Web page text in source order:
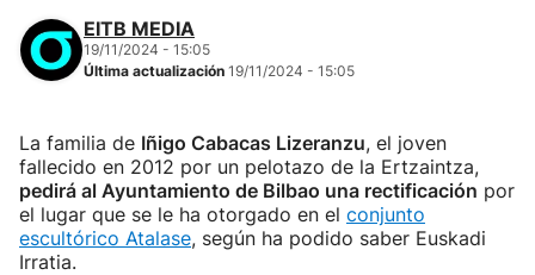
EITB MEDIA
19/11/2024 - 15:05
Última actualización 19/11/2024 - 15:05
La familia de Iñigo Cabacas Lizeranzu, el joven
fallecido en 2012 por un pelotazo de la Ertzaintza,
pedirá al Ayuntamiento de Bilbao una rectificación por
el lugar que se le ha otorgado en el conjunto
escultórico Atalase, según ha podido saber Euskadi
Irratia.